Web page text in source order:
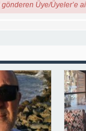
Üye/Üyeler’e